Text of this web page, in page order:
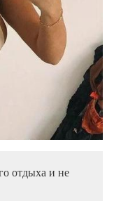
отдыха и не